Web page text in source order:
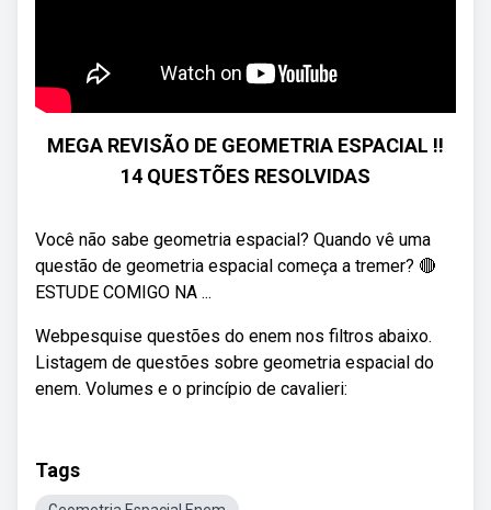
MEGA REVISÃO DE GEOMETRIA ESPACIAL !!
14 QUESTÕES RESOLVIDAS
Você não sabe geometria espacial? Quando vê uma
questão de geometria espacial começa a tremer? 🔴
ESTUDE COMIGO NA ...
Webpesquise questões do enem nos filtros abaixo.
Listagem de questões sobre geometria espacial do
enem. Volumes e o princípio de cavalieri:
Tags